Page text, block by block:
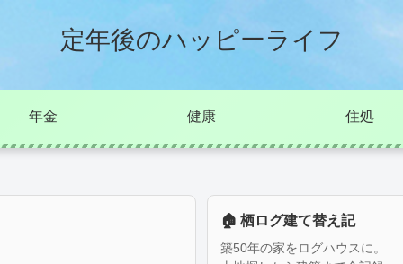
定年後のハッピーライフ
年金 健康 住処
🏠 栖ログ建て替え記
築50年の家をログハウスに。